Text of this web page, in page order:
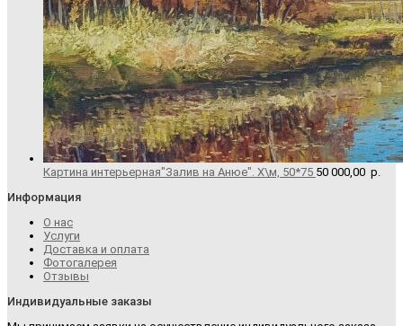
Картина интерьерная"Залив на Анюе". Х\м, 50*75 50 000,00 р.
Информация
О нас
Услуги
Доставка и оплата
Фотогалерея
Отзывы
Индивидуальные заказы